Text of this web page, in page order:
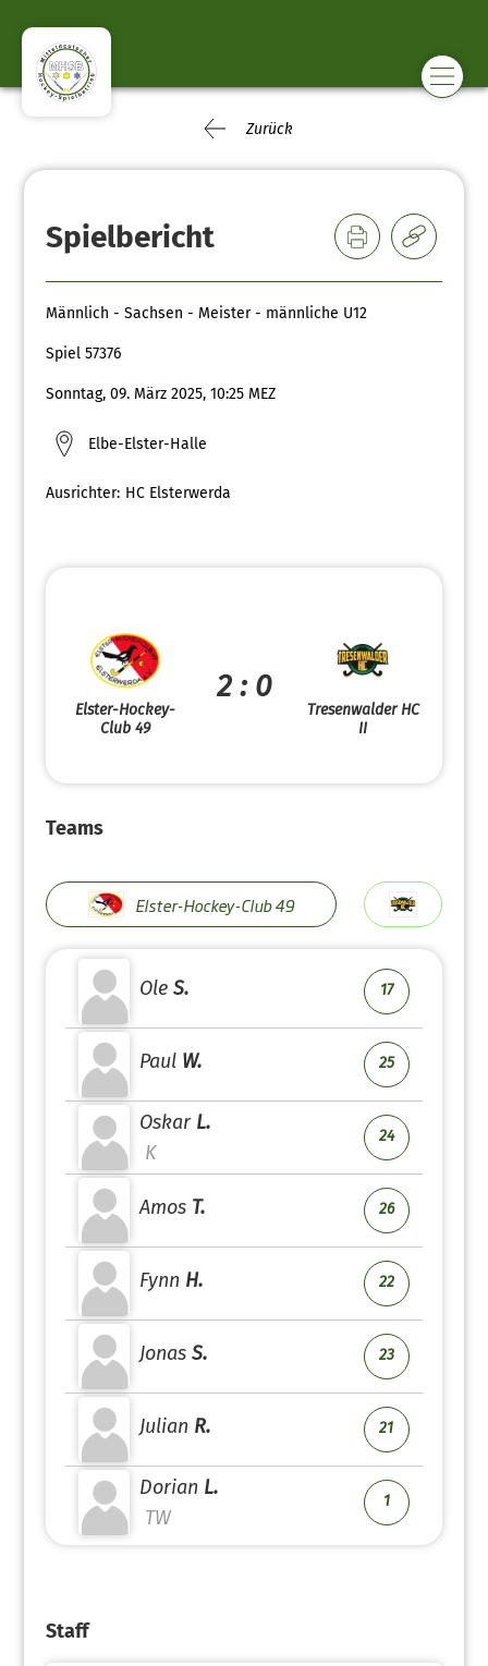
Zurück
Spielbericht
Männlich - Sachsen - Meister - männliche U12
Spiel 57376
Sonntag, 09. März 2025, 10:25 MEZ
Elbe-Elster-Halle
Ausrichter: HC Elsterwerda
Elster-Hockey-
Club 49
2 : 0
Tresenwalder HC
II
Teams
Elster-Hockey-Club 49
Ole S. 17
Paul W. 25
Oskar L.
K
24
Amos T. 26
Fynn H. 22
Jonas S. 23
Julian R. 21
Dorian L.
TW
1
Staff